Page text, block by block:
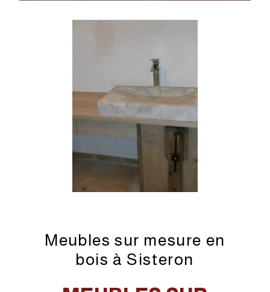
Meubles sur mesure en
bois à Sisteron